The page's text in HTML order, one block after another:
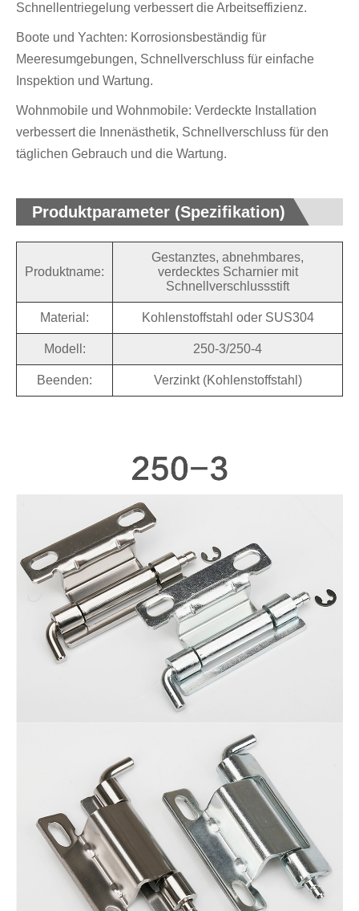
Schnellentriegelung verbessert die Arbeitseffizienz.
Boote und Yachten: Korrosionsbeständig für
Meeresumgebungen, Schnellverschluss für einfache
Inspektion und Wartung.
Wohnmobile und Wohnmobile: Verdeckte Installation
verbessert die Innenästhetik, Schnellverschluss für den
täglichen Gebrauch und die Wartung.
Produktparameter (Spezifikation)
Produktname:
Gestanztes, abnehmbares,
verdecktes Scharnier mit
Schnellverschlussstift
Material: Kohlenstoffstahl oder SUS304
Modell: 250-3/250-4
Beenden: Verzinkt (Kohlenstoffstahl)